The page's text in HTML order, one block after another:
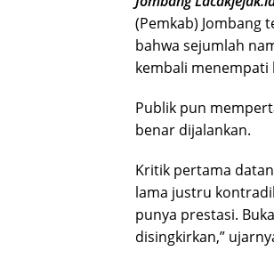
(Pemkab) Jombang
bahwa sejumlah
kembali menempati
Publik pun
benar dijalankan.
Kritik pertama
lama justru
punya prestasi.
disingkirkan,”